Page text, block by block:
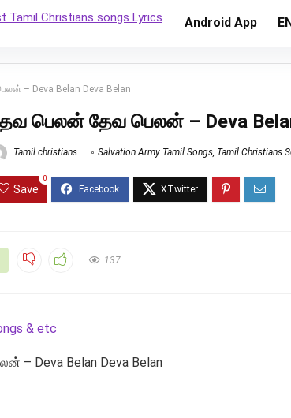
Android App
– Deva Belan Deva Belan
பெலன் தேவ பெலன் – Deva
Tamil christians Salvation Army Tamil Songs, Tamil Christians
Save
0
137
& etc
– Deva Belan Deva Belan